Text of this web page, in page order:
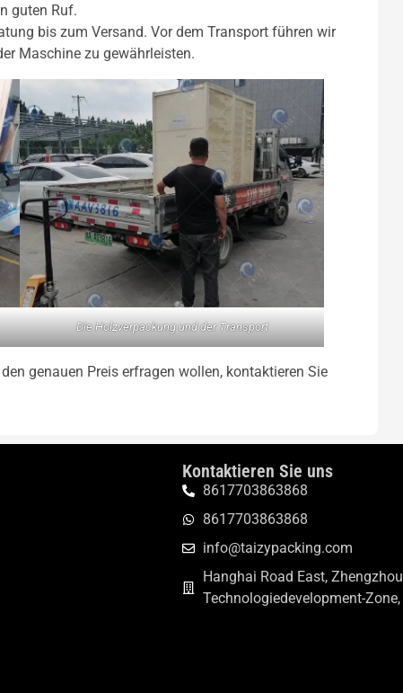
guten Ruf.
bis zum Versand. Vor dem Transport führen wir
Maschine zu gewährleisten.
Die Holzverpackung und der Transport
genauen Preis erfragen wollen, kontaktieren Sie
Kontaktieren Sie uns
8617703863868
8617703863868
info@taizypacking.com
Hanghai Road East,
Technologiedevelopment-